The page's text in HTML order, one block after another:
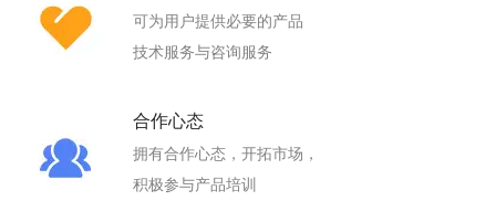
可为用户提供必要的产品
技术服务与咨询服务
合作心态
拥有合作心态，开拓市场，
积极参与产品培训